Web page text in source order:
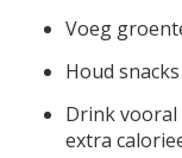
Voeg
Houd
Drink
extra